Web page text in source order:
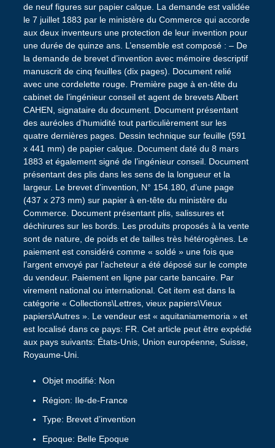
de neuf figures sur papier calque. La demande est validée
le 7 juillet 1883 par le ministère du Commerce qui accorde
aux deux inventeurs une protection de leur invention pour
une durée de quinze ans. L’ensemble est composé : – De
la demande de brevet d’invention avec mémoire descriptif
manuscrit de cinq feuilles (dix pages). Document relié
avec une cordelette rouge. Première page à en-tête du
cabinet de l’ingénieur conseil et agent de brevets Albert
CAHEN, signataire du document. Document présentant
des auréoles d’humidité tout particulièrement sur les
quatre dernières pages. Dessin technique sur feuille (591
x 441 mm) de papier calque. Document daté du 8 mars
1883 et également signé de l’ingénieur conseil. Document
présentant des plis dans les sens de la longueur et la
largeur. Le brevet d’invention, N° 154.180, d’une page
(437 x 273 mm) sur papier à en-tête du ministère du
Commerce. Document présentant plis, salissures et
déchirures sur les bords. Les produits proposés à la vente
sont de nature, de poids et de tailles très hétérogènes. Le
paiement est considéré comme « soldé » une fois que
l’argent envoyé par l’acheteur a été déposé sur le compte
du vendeur. Paiement en ligne par carte bancaire. Par
virement national ou international. Cet item est dans la
catégorie « Collections\Lettres, vieux papiers\Vieux
papiers\Autres ». Le vendeur est « aquitaniamemoria » et
est localisé dans ce pays: FR. Cet article peut être expédié
aux pays suivants: États-Unis, Union européenne, Suisse,
Royaume-Uni.
Objet modifié: Non
Région: Ile-de-France
Type: Brevet d’invention
Epoque: Belle Epoque